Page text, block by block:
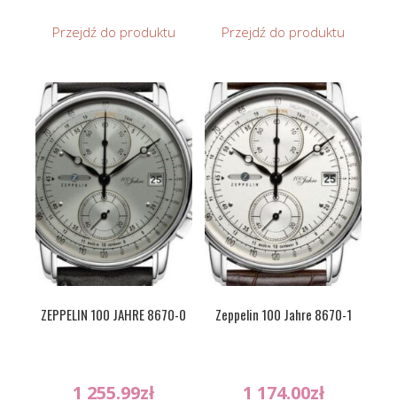
Przejdź do produktu Przejdź do produktu
ZEPPELIN 100 JAHRE 8670-0
1 255.99zł
Zeppelin 100 Jahre 8670-1
1 174.00zł